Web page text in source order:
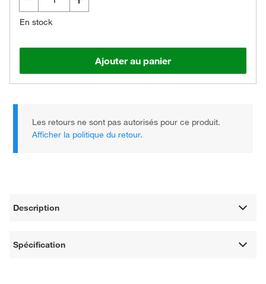
En stock
Ajouter au panier
Les retours ne sont pas autorisés pour ce produit.
Afficher la politique du retour.
Description
Spécification